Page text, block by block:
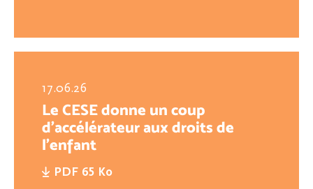
17.06.26
Le CESE donne un coup
d’accélérateur aux droits de
l’enfant
PDF 65 Ko